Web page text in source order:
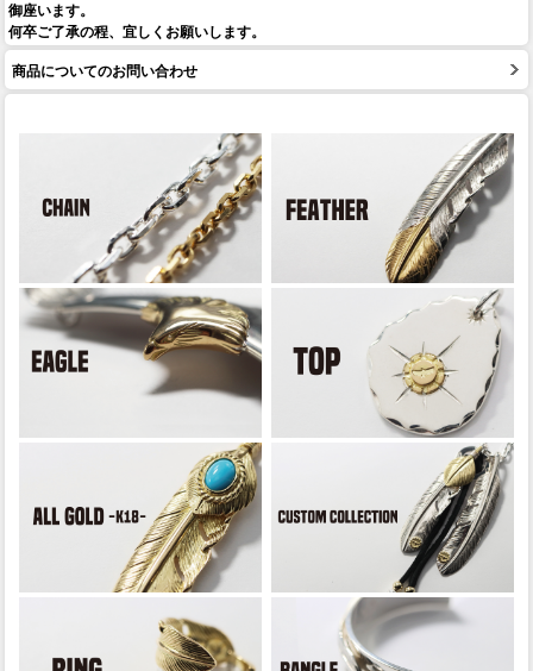
御座います。
何卒ご了承の程、宜しくお願いします。
商品についてのお問い合わせ